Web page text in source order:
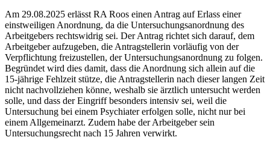
Am 29.08.2025 erlässt RA Roos einen Antrag auf Erlass einer
einstweiligen Anordnung, da die Untersuchungsanordnung des
Arbeitgebers rechtswidrig sei. Der Antrag richtet sich darauf, dem
Arbeitgeber aufzugeben, die Antragstellerin vorläufig von der
Verpflichtung freizustellen, der Untersuchungsanordnung zu folgen.
Begründet wird dies damit, dass die Anordnung sich allein auf die
15-jährige Fehlzeit stütze, die Antragstellerin nach dieser langen Zeit
nicht nachvollziehen könne, weshalb sie ärztlich untersucht werden
solle, und dass der Eingriff besonders intensiv sei, weil die
Untersuchung bei einem Psychiater erfolgen solle, nicht nur bei
einem Allgemeinarzt. Zudem habe der Arbeitgeber sein
Untersuchungsrecht nach 15 Jahren verwirkt.